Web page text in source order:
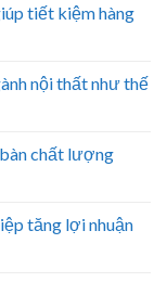
tiết kiệm hàng
nội thất như thế
chất lượng
tăng lợi nhuận